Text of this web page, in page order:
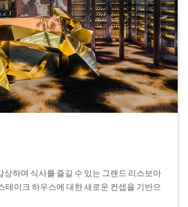
상하며 식사를 즐길 수 있는 그랜드 리스보아
테이크 하우스에 대한 새로운 컨셉을 기반으